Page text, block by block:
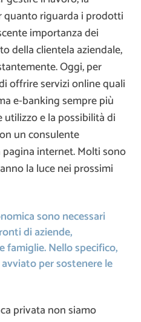
quanto riguarda i prodotti
importanza dei
della clientela aziendale,
Oggi, per
offrire servizi online quali
e-banking sempre più
e la possibilità di
un consulente
internet. Molti sono
la luce nei prossimi
sono necessari
di aziende,
famiglie. Nello specifico,
per sostenere le
privata non siamo